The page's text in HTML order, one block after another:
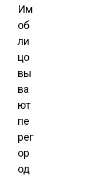
Им
об
ли
цо
вы
ва
ют
пе
рег
ор
од